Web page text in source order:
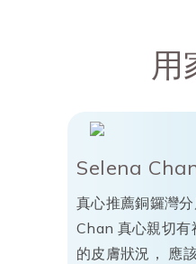
用
Selena
真心推薦銅鑼灣
Chan 真心親切有
的皮膚狀況， 應